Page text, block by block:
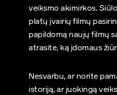
veiksmo akimirkos.
platų įvairių filmų
papildomą naujų filmų
atrasite, ką įdomaus
Nesvarbu, ar norite
istoriją, ar juokingą